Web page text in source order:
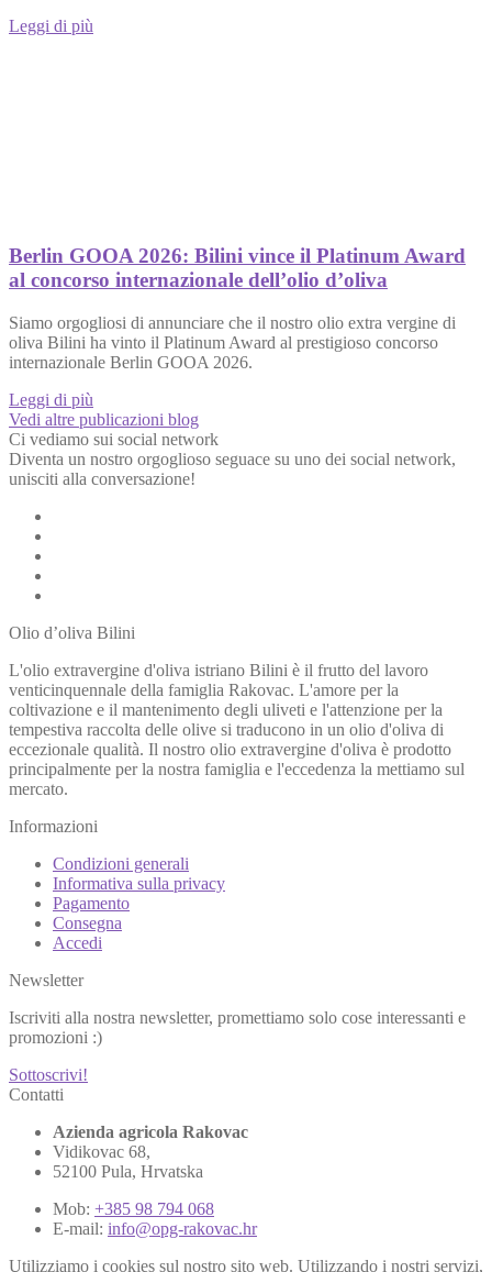
Leggi di più
Berlin GOOA 2026: Bilini vince il Platinum Award
al concorso internazionale dell’olio d’oliva
Siamo orgogliosi di annunciare che il nostro olio extra vergine di
oliva Bilini ha vinto il Platinum Award al prestigioso concorso
internazionale Berlin GOOA 2026.
Leggi di più
Vedi altre publicazioni blog
Ci vediamo sui social network
Diventa un nostro orgoglioso seguace su uno dei social network,
unisciti alla conversazione!
Olio d’oliva Bilini
L'olio extravergine d'oliva istriano Bilini è il frutto del lavoro
venticinquennale della famiglia Rakovac. L'amore per la
coltivazione e il mantenimento degli uliveti e l'attenzione per la
tempestiva raccolta delle olive si traducono in un olio d'oliva di
eccezionale qualità. Il nostro olio extravergine d'oliva è prodotto
principalmente per la nostra famiglia e l'eccedenza la mettiamo sul
mercato.
Informazioni
Condizioni generali
Informativa sulla privacy
Pagamento
Consegna
Accedi
Newsletter
Iscriviti alla nostra newsletter, promettiamo solo cose interessanti e
promozioni :)
Sottoscrivi!
Contatti
Azienda agricola Rakovac
Vidikovac 68,
52100 Pula, Hrvatska
Mob: +385 98 794 068
E-mail: info@opg-rakovac.hr
Utilizziamo i cookies sul nostro sito web. Utilizzando i nostri servizi,